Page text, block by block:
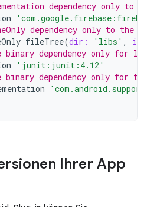
dependency only
dependency only to the
fileTree(dir: 'libs' ,
binary dependency only for
'junit:junit:4.12'
binary dependency only for
Ihrer App